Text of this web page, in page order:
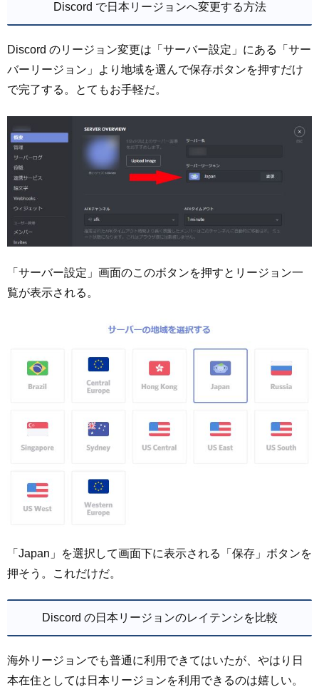
Discord で日本リージョンへ変更する方法
Discord のリージョン変更は「サーバー設定」にある「サー
バーリージョン」より地域を選んで保存ボタンを押すだけ
で完了する。とてもお手軽だ。
「サーバー設定」画面のこのボタンを押すとリージョン一
覧が表示される。
「Japan」を選択して画面下に表示される「保存」ボタンを
押そう。これだけだ。
Discord の日本リージョンのレイテンシを比較
海外リージョンでも普通に利用できてはいたが、やはり日
本在住としては日本リージョンを利用できるのは嬉しい。